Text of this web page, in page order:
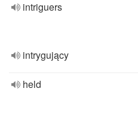
intriguers
intrygujący
held